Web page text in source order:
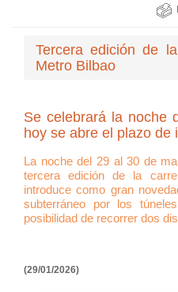
Tercera edición de
Metro Bilbao
Se celebrará la noche
hoy se abre el plazo de
La noche del 29 al 30 de
tercera edición de la
introduce como gran
subterráneo por los
posibilidad de recorrer dos
(29/01/2026)